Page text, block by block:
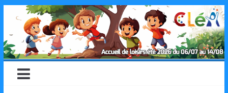
content
CLéA
–